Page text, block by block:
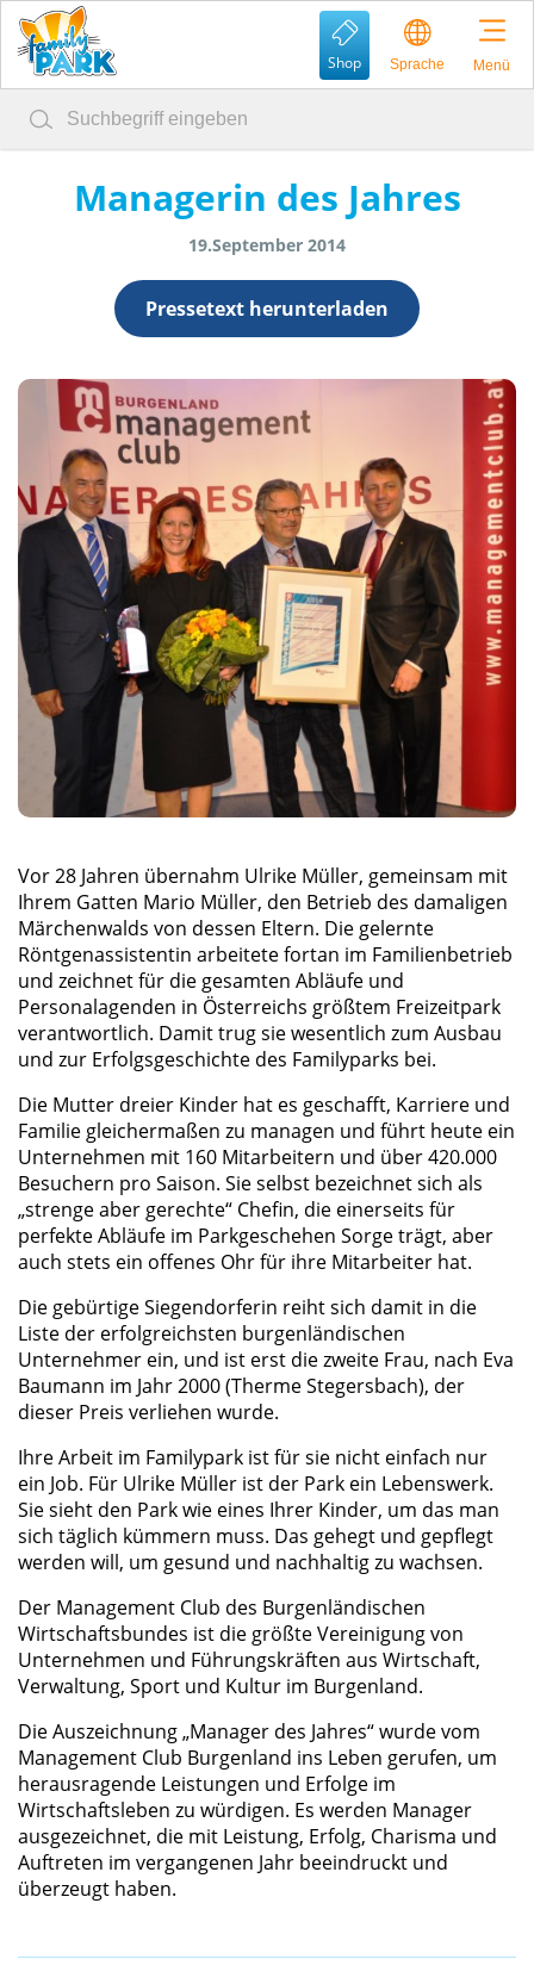
Shop Sprache Menü
Managerin des Jahres
19.September 2014
Pressetext herunterladen
Vor 28 Jahren übernahm Ulrike Müller, gemeinsam mit
Ihrem Gatten Mario Müller, den Betrieb des damaligen
Märchenwalds von dessen Eltern. Die gelernte
Röntgenassistentin arbeitete fortan im Familienbetrieb
und zeichnet für die gesamten Abläufe und
Personalagenden in Österreichs größtem Freizeitpark
verantwortlich. Damit trug sie wesentlich zum Ausbau
und zur Erfolgsgeschichte des Familyparks bei.
Die Mutter dreier Kinder hat es geschafft, Karriere und
Familie gleichermaßen zu managen und führt heute ein
Unternehmen mit 160 Mitarbeitern und über 420.000
Besuchern pro Saison. Sie selbst bezeichnet sich als
„strenge aber gerechte“ Chefin, die einerseits für
perfekte Abläufe im Parkgeschehen Sorge trägt, aber
auch stets ein offenes Ohr für ihre Mitarbeiter hat.
Die gebürtige Siegendorferin reiht sich damit in die
Liste der erfolgreichsten burgenländischen
Unternehmer ein, und ist erst die zweite Frau, nach Eva
Baumann im Jahr 2000 (Therme Stegersbach), der
dieser Preis verliehen wurde.
Ihre Arbeit im Familypark ist für sie nicht einfach nur
ein Job. Für Ulrike Müller ist der Park ein Lebenswerk.
Sie sieht den Park wie eines Ihrer Kinder, um das man
sich täglich kümmern muss. Das gehegt und gepflegt
werden will, um gesund und nachhaltig zu wachsen.
Der Management Club des Burgenländischen
Wirtschaftsbundes ist die größte Vereinigung von
Unternehmen und Führungskräften aus Wirtschaft,
Verwaltung, Sport und Kultur im Burgenland.
Die Auszeichnung „Manager des Jahres“ wurde vom
Management Club Burgenland ins Leben gerufen, um
herausragende Leistungen und Erfolge im
Wirtschaftsleben zu würdigen. Es werden Manager
ausgezeichnet, die mit Leistung, Erfolg, Charisma und
Auftreten im vergangenen Jahr beeindruckt und
überzeugt haben.